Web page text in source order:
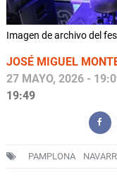
Imagen de archivo del
JOSÉ MIGUEL
27 MAYO, 2026 -
19:49
PAMPLONA